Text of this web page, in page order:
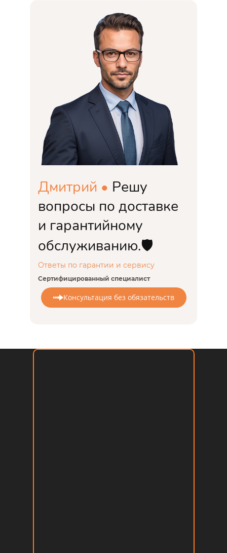
Дмитрий • Решу
вопросы по доставке
и гарантийному
обслуживанию.🛡️
Ответы по гарантии и сервису
Сертифицированный специалист
Консультация без обязательств